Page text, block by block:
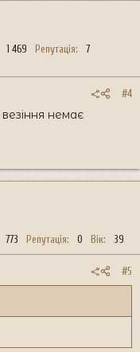
1 469 Репутація
7
#4
немає
773 Репутація 0 Вік 39
#5